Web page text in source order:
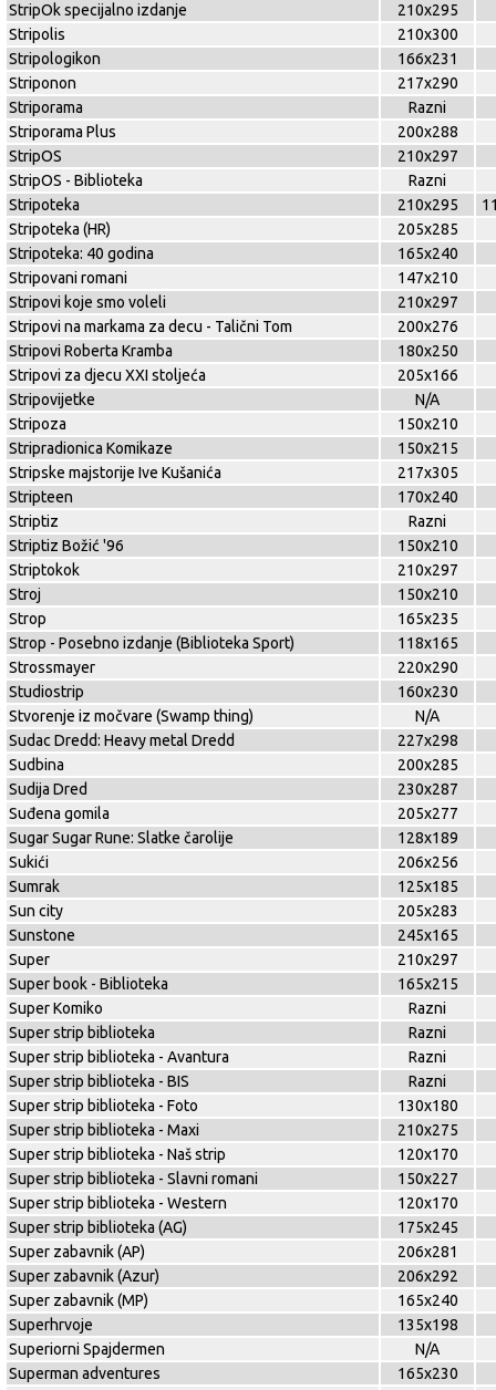
StripOk specijalno izdanje
210x295
Stripolis
210x300
Stripologikon
166x231
Striponon
217x290
Striporama
Razni
Striporama Plus
200x288
StripOS
210x297
StripOS - Biblioteka
Razni
Stripoteka
210x295
Stripoteka (HR)
205x285
Stripoteka: 40 godina
165x240
Stripovani romani
147x210
Stripovi koje smo voleli
210x297
Stripovi na markama za decu - Talični Tom
200x276
Stripovi Roberta Kramba
180x250
Stripovi za djecu XXI stoljeća
205x166
Stripovijetke
N/A
Stripoza
150x210
Stripradionica Komikaze
150x215
Stripske majstorije Ive Kušanića
217x305
Stripteen
170x240
Striptiz
Razni
Striptiz Božić '96
150x210
Striptokok
210x297
Stroj
150x210
Strop
165x235
Strop - Posebno izdanje (Biblioteka Sport)
118x165
Strossmayer
220x290
Studiostrip
160x230
Stvorenje iz močvare (Swamp thing)
N/A
Sudac Dredd: Heavy metal Dredd
227x298
Sudbina
200x285
Sudija Dred
230x287
Suđena gomila
205x277
Sugar Sugar Rune: Slatke čarolije
128x189
Sukići
206x256
Sumrak
125x185
Sun city
205x283
Sunstone
245x165
Super
210x297
Super book - Biblioteka
165x215
Super Komiko
Razni
Super strip biblioteka
Razni
Super strip biblioteka - Avantura
Razni
Super strip biblioteka - BIS
Razni
Super strip biblioteka - Foto
130x180
Super strip biblioteka - Maxi
210x275
Super strip biblioteka - Naš strip
120x170
Super strip biblioteka - Slavni romani
150x227
Super strip biblioteka - Western
120x170
Super strip biblioteka (AG)
175x245
Super zabavnik (AP)
206x281
Super zabavnik (Azur)
206x292
Super zabavnik (MP)
165x240
Superhrvoje
135x198
Superiorni Spajdermen
N/A
Superman adventures
165x230